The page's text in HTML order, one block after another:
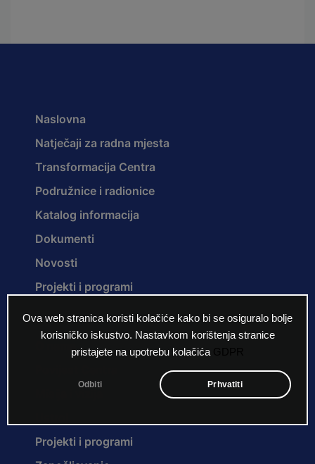
Ova web stranica koristi kolačiće kako bi se osiguralo bolje
korisničko iskustvo. Nastavkom korištenja stranice
pristajete na upotrebu kolačića
Odbiti Prhvatiti
Naslovna
Natječaji za radna mjesta
Transformacija Centra
Podružnice i radionice
Katalog informacija
Dokumenti
Novosti
Projekti i programi
Projekti i programi